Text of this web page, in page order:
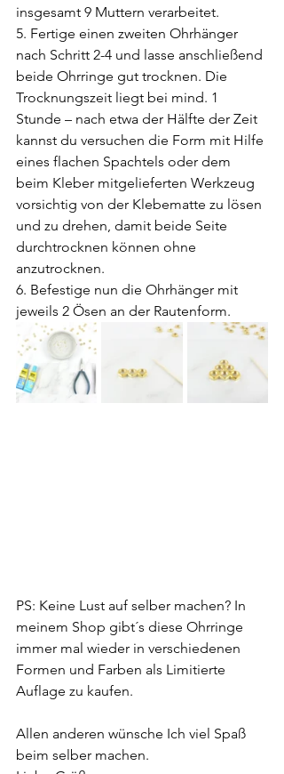
insgesamt 9 Muttern verarbeitet.
5. Fertige einen zweiten Ohrhänger
nach Schritt 2-4 und lasse anschließend
beide Ohrringe gut trocknen. Die
Trocknungszeit liegt bei mind. 1
Stunde – nach etwa der Hälfte der Zeit
kannst du versuchen die Form mit Hilfe
eines flachen Spachtels oder dem
beim Kleber mitgelieferten Werkzeug
vorsichtig von der Klebematte zu lösen
und zu drehen, damit beide Seite
durchtrocknen können ohne
anzutrocknen.
6. Befestige nun die Ohrhänger mit
jeweils 2 Ösen an der Rautenform.
PS: Keine Lust auf selber machen? In
meinem Shop gibt´s diese Ohrringe
immer mal wieder in verschiedenen
Formen und Farben als Limitierte
Auflage zu kaufen.
Allen anderen wünsche Ich viel Spaß
beim selber machen.